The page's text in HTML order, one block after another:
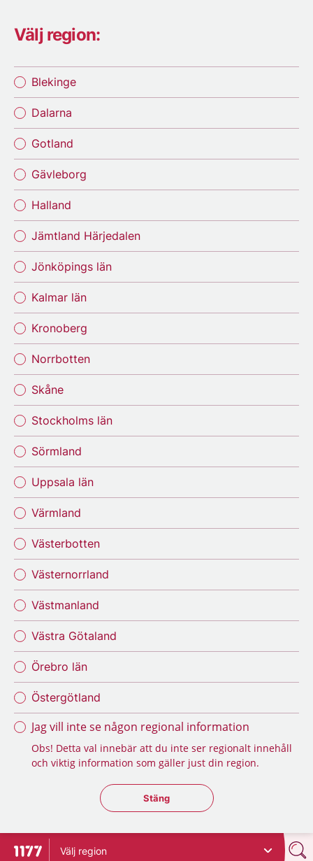
Välj region:
Blekinge
Dalarna
Gotland
Gävleborg
Halland
Jämtland Härjedalen
Jönköpings län
Kalmar län
Kronoberg
Norrbotten
Skåne
Stockholms län
Sörmland
Uppsala län
Värmland
Västerbotten
Västernorrland
Västmanland
Västra Götaland
Örebro län
Östergötland
Jag vill inte se någon regional information
Obs! Detta val innebär att du inte ser regionalt innehåll
och viktig information som gäller just din region.
Stäng regionsväljaren
Stäng
Till startsidan för 1177
Välj region